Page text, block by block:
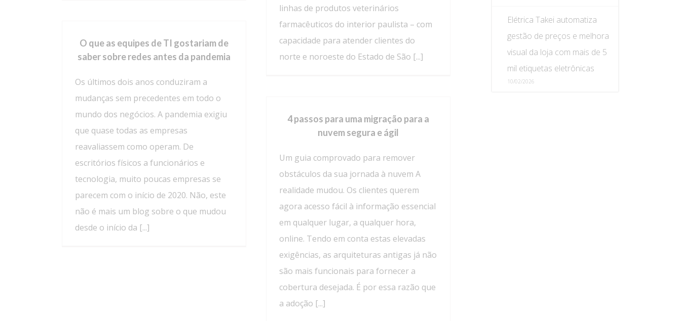
linhas de produtos veterinários
farmacêuticos do interior paulista – com
capacidade para atender clientes do
norte e noroeste do Estado de São [...]
O que as equipes de TI gostariam de
saber sobre redes antes da pandemia
Os últimos dois anos conduziram a
mudanças sem precedentes em todo o
mundo dos negócios. A pandemia exigiu
que quase todas as empresas
reavaliassem como operam. De
escritórios físicos a funcionários e
tecnologia, muito poucas empresas se
parecem com o início de 2020. Não, este
não é mais um blog sobre o que mudou
desde o início da [...]
4 passos para uma migração para a
nuvem segura e ágil
Um guia comprovado para remover
obstáculos da sua jornada à nuvem A
realidade mudou. Os clientes querem
agora acesso fácil à informação essencial
em qualquer lugar, a qualquer hora,
online. Tendo em conta estas elevadas
exigências, as arquiteturas antigas já não
são mais funcionais para fornecer a
cobertura desejada. É por essa razão que
a adoção [...]
Elétrica Takei automatiza
gestão de preços e melhora
visual da loja com mais de 5
mil etiquetas eletrônicas
10/02/2026